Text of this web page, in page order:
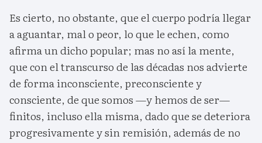
Es cierto, no obstante, que el cuerpo podría llegar
a aguantar, mal o peor, lo que le echen, como
afirma un dicho popular; mas no así la mente,
que con el transcurso de las décadas nos advierte
de forma inconsciente, preconsciente y
consciente, de que somos —y hemos de ser—
finitos, incluso ella misma, dado que se deteriora
progresivamente y sin remisión, además de no